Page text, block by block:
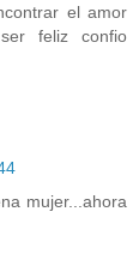
el amor
feliz confio
mujer...ahora